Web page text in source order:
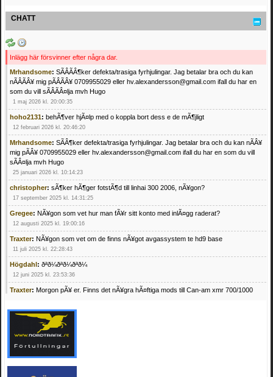
CHATT
Inlägg här försvinner efter några dar.
Mrhandsome: SÃÂÃÂ¶ker defekta/trasiga fyrhjulingar. Jag betalar bra och du kan
nÃÂÃÂ¥ mig pÃÂÃÂ¥ 0709955029 eller hv.alexandersson@gmail.com ifall du har en
som du vill sÃÂÃÂ¤lja mvh Hugo
1 maj 2026 kl. 20:00:35
hoho2131: behÃ¶ver hjÃ¤lp med o koppla bort dess e de mÃ¶jligt
12 februari 2026 kl. 20:46:20
Mrhandsome: SÃÂ¶ker defekta/trasiga fyrhjulingar. Jag betalar bra och du kan nÃÂ¥
mig pÃÂ¥ 0709955029 eller hv.alexandersson@gmail.com ifall du har en som du vill
sÃÂ¤lja mvh Hugo
25 januari 2026 kl. 10:14:23
christopher: sÃ¶ker hÃ¶ger fotstÃ¶d till linhai 300 2006, nÃ¥gon?
17 september 2025 kl. 14:31:25
Gregee: NÃ¥gon som vet hur man fÃ¥r sitt konto med inlÃ¤gg raderat?
12 augusti 2025 kl. 19:00:16
Traxter: NÃ¥gon som vet om de finns nÃ¥got avgassystem te hd9 base
11 juli 2025 kl. 22:28:43
Högdahl: ðªð¼ðªð¼ðªð¼
12 juni 2025 kl. 23:53:36
Traxter: Morgon pÃ¥ er. Finns det nÃ¥gra hÃ¤ftiga mods till Can-am xmr 700/1000
Mrhandsome:SÃ¶ker defekta/trasiga fyrhjulingar. Jag betalar bra och du kan nÃ¥ mig
pÃ¥ 0709955029 eller hv.alexandersson@gmail.com ifall du har en som du vill sÃ¤lja
mvh Hugo
21 februari 2025 kl. 09:25:52
Oscar5:NÃ¥gon som vet vad man kan begÃ¤ra fÃ¶r en Honda TRX 350 FE 2005